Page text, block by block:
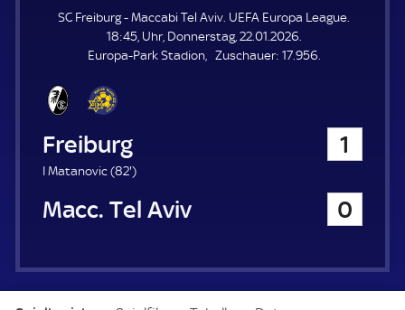
E
E
N
SC Freiburg - Maccabi Tel Aviv. UEFA Europa League.
18:45, Uhr, Donnerstag, 22.01.2026.
Europa-Park Stadion
Zuschauer: Z
17.956.
SC Freiburg 1
I Matanovic (82'8
.
)
Maccabi Tel Aviv 0